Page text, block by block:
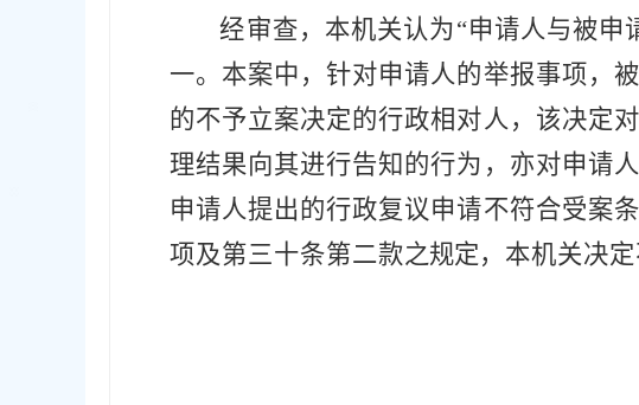
经审查，本机关认为“申请人与被申
一。本案中，针对申请人的举报事项，
的不予立案决定的行政相对人，该决定
理结果向其进行告知的行为，亦对申请
申请人提出的行政复议申请不符合受案
项及第三十条第二款之规定， 本机关决定